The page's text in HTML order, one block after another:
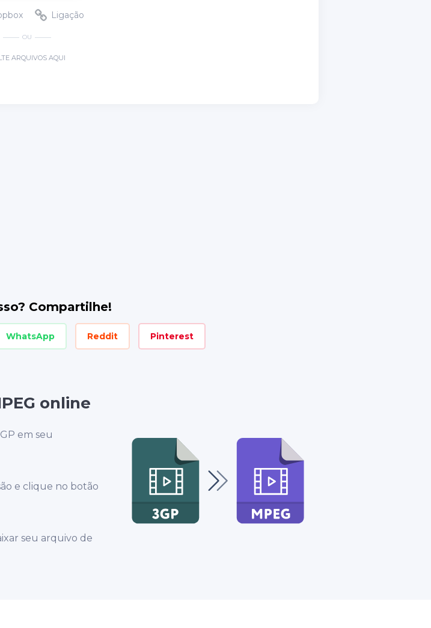
Ligação
OU
ARQUIVOS AQUI
Compartilhe!
WhatsApp Reddit Pinterest
online
em seu
e clique no botão
seu arquivo de